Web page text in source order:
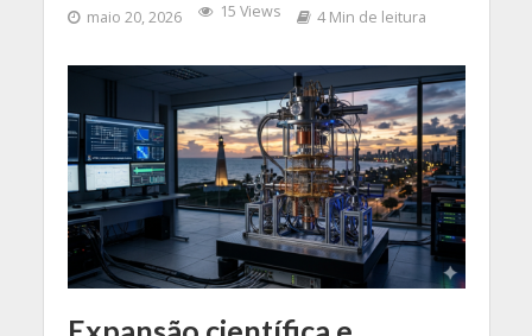
maio 20, 2026 15 Views 4 Min de leitura